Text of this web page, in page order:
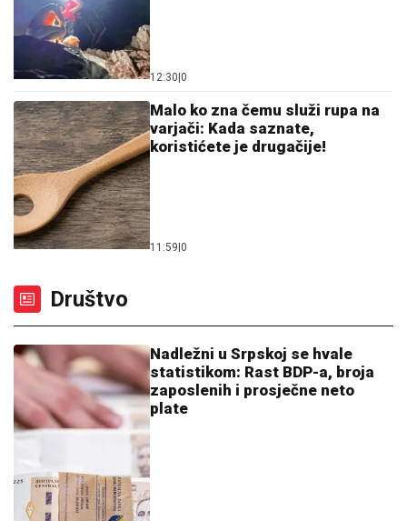
12:30 0
Malo ko zna čemu služi rupa na
varjači: Kada saznate,
koristićete je drugačije!
11:59 0
Društvo
Nadležni u Srpskoj se hvale
statistikom: Rast BDP-a, broja
zaposlenih i prosječne neto
plate